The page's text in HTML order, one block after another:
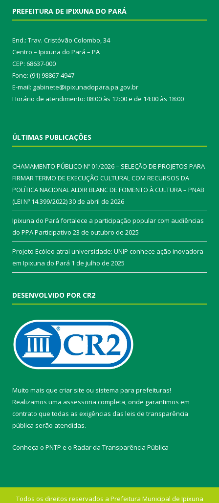
PREFEITURA DE IPIXUNA DO PARÁ
End.: Trav. Cristóvão Colombo, 34
Centro – Ipixuna do Pará – PA
CEP: 68637-000
Fone: (91) 98867-4947
E-mail: gabinete@ipixunadopara.pa.gov.br
Horário de atendimento: 08:00 às 12:00 e de 14:00 às 18:00
ÚLTIMAS PUBLICAÇÕES
CHAMAMENTO PÚBLICO Nº 01/2026 – SELEÇÃO DE PROJETOS PARA
FIRMAR TERMO DE EXECUÇÃO CULTURAL COM RECURSOS DA
POLÍTICA NACIONAL ALDIR BLANC DE FOMENTO À CULTURA – PNAB
(LEI Nº 14.399/2022)30 de abril de 2026
Ipixuna do Pará fortalece a participação popular com audiências
do PPA Participativo 23 de outubro de 2025
Projeto Ecóleo atrai universidade: UNIP conhece ação inovadora
em Ipixuna do Pará 1 de julho de 2025
DESENVOLVIDO POR CR2
Muito mais que criar site ou sistema para prefeituras!
Realizamos uma assessoria completa, onde garantimos em
contrato que todas as exigências das leis de transparência
pública serão atendidas.
Conheça o PNTP e o Radar da Transparência Pública
Todos os direitos reservados a Prefeitura Municipal de Ipixuna